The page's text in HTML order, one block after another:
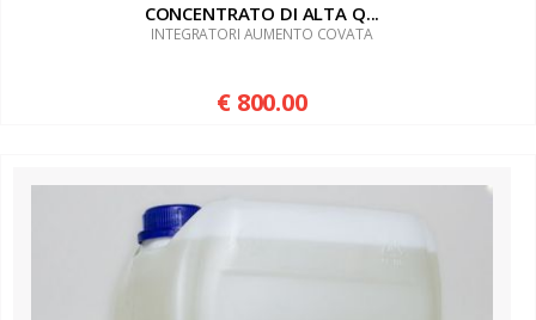
CONCENTRATO DI ALTA Q...
INTEGRATORI AUMENTO COVATA
€ 800.00